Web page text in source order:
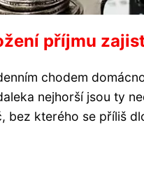
příjmu
chodem
nejhorší jsou ty
bez kterého se příliš